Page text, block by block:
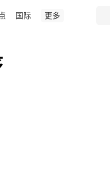
国际 更多